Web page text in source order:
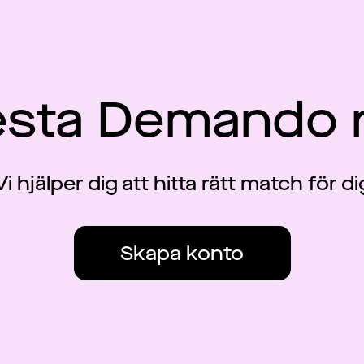
Demando
hjälper dig att hitta rätt match för
Skapa konto